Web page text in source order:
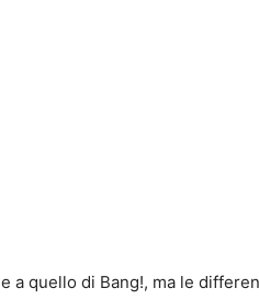
a quello di Bang!, ma le